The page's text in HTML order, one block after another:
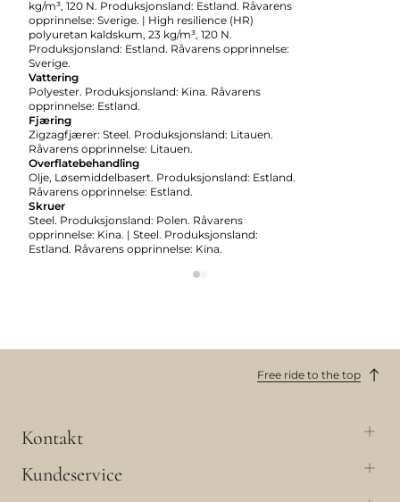
kg/m³, 120 N. Produksjonsland: Estland. Råvarens
opprinnelse: Sverige. | High resilience (HR)
polyuretan kaldskum, 23 kg/m³, 120 N.
Produksjonsland: Estland. Råvarens opprinnelse:
Sverige.
Vattering
Polyester. Produksjonsland: Kina. Råvarens
opprinnelse: Estland.
Fjæring
Zigzagfjærer: Steel. Produksjonsland: Litauen.
Råvarens opprinnelse: Litauen.
Overflatebehandling
Olje, Løsemiddelbasert. Produksjonsland: Estland.
Råvarens opprinnelse: Estland.
Skruer
Steel. Produksjonsland: Polen. Råvarens
opprinnelse: Kina. | Steel. Produksjonsland:
Estland. Råvarens opprinnelse: Kina.
Free ride to the top
Kontakt
Kundeservice